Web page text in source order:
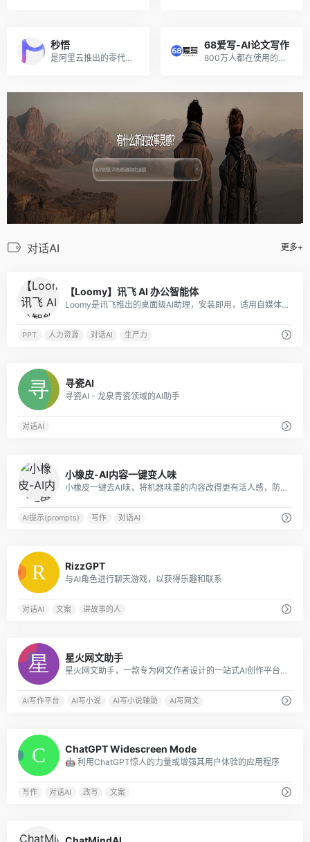
秒悟
是阿里云推出的零代码AI应用创作平台，无需编程基础，仅靠自然语言描述需求，即可依托多模型协同，分钟级生成含前后端、数据库的完整网页与应用，自动调配云端资源并一键部署上线，适配个人建站、活动页面、简易后台搭建等多元场景，大幅降低应用开发门槛。
68爱写-AI论文写作
800万人都在使用的高质量原创AI论文写作平台，免费生成大纲，可无限改稿，包过查重！
对话AI 更多+
【Loomy】讯飞 AI 办公智能体
Loomy是讯飞推出的桌面级AI助理，安装即用，适用自媒体、办公、日程等场景，能学习你的工作习惯，越用越懂你。
PPT 人力资源 对话AI 生产力
寻瓷AI
寻瓷AI - 龙泉青瓷领域的AI助手
对话AI
小橡皮-AI内容一键变人味
小橡皮一键去AI味，将机器味重的内容改得更有活人感，防止因为 AI 内容被平台打上 AI 标签，以及限流。发布前检测敏感表达与违禁词，减少内容违规和限流风险发布。
AI提示(prompts) 写作 对话AI
RizzGPT
与AI角色进行聊天游戏，以获得乐趣和联系
对话AI 文案 讲故事的人
星火网文助手
星火网文助手，一款专为网文作者设计的一站式AI创作平台，您只需要简单输入写作需求，可以是您的灵感或想法，星火网文助手便能迅速生成高质量的小说内容，让您的创作更加高效。提供多个AI辅助写作功能，包括提炼热榜、AI智能拆书、卡文灵感启发、细节描写、润色、续写、扩写等服务，免费使用，简单便捷高效
AI写作平台 AI写小说 AI写小说辅助 AI写网文
ChatGPT Widescreen Mode
🤖 利用ChatGPT惊人的力量或增强其用户体验的应用程序
写作 对话AI 改写 文案